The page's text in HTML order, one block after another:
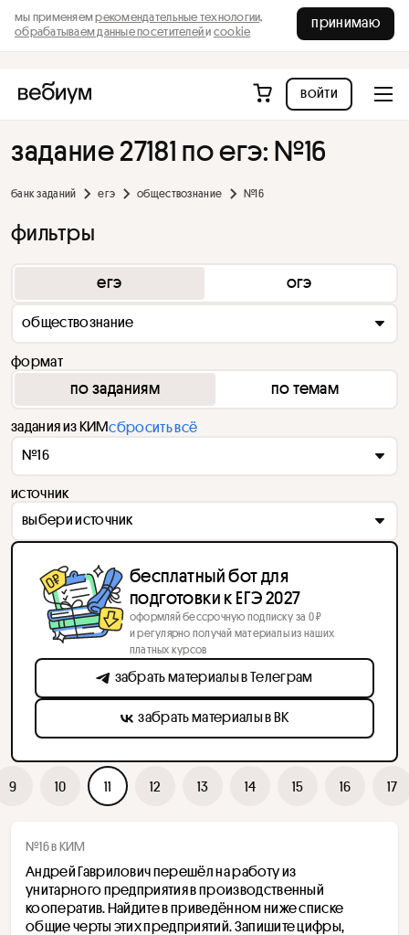
мы применяемрекомендательные технологии,
обрабатываем данные посетителейи cookie
принимаю
войти
задание 27181 по егэ: №16
банк заданий егэ обществознание №16
фильтры
егэ огэ
обществознание
формат
по заданиям по темам
задания из КИМсбросить всё
№16
источник
выбери источник
9 10 11 12 13 14 15 16 17
№16 в КИМ
Андрей Гаврилович перешёл на работу из
унитарного предприятия в производственный
кооператив. Найдите в приведённом ниже списке
общие черты этих предприятий. Запишите цифры,
бесплатный бот для
подготовки к ЕГЭ 2027
оформляй бессрочную подписку за 0 ₽
и регулярно получай материалы из наших
платных курсов
забрать материалы в Телеграм
забрать материалы в ВК